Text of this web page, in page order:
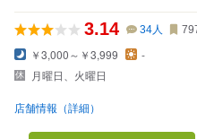
3.14 34人
￥3,000～￥3,999
-
月曜日、火曜日
店舗情報（詳細）